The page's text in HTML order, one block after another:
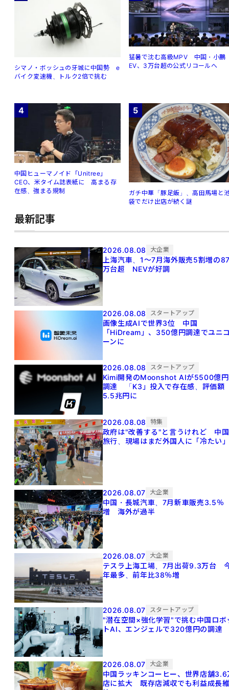
シマノ・ボッシュの牙城に中国勢 e
バイク変速機、トルク2倍で挑む
猛暑で沈む高級MPV 中国・小鵬
EV、3万台超の公式リコールへ
4
中国ヒューマノイド「Unitree」
CEO、米タイム誌表紙に 高まる存
在感、強まる規制
5
ガチ中華「豚足飯」、高田馬場と
袋でだけ出店が続く謎
最新記事
2026.08.08 大企業
上海汽車、1～7月海外販売5割増の
万台超 NEVが好調
2026.08.08 スタートアップ
画像生成AIで世界3位 中国
「HiDream」、350億円調達でユニ
ーンに
2026.08.08 スタートアップ
Kimi開発のMoonshot AIが5500億円
調達 「K3」投入で存在感、評価額
5.5兆円に
2026.08.08 特集
政府は"改善する"と言うけれど 中国
旅行、現場はまだ外国人に「冷たい
2026.08.07 大企業
中国・長城汽車、7月新車販売3.5％
増 海外が過半
2026.08.07 大企業
テスラ上海工場、7月出荷9.3万台
年最多、前年比38％増
2026.08.07 スタートアップ
"潜在空間×強化学習"で挑む中国ロボ
トAI、エンジェルで320億円の調達
2026.08.07 大企業
中国ラッキンコーヒー、世界店舗3.6
店に拡大 既存店減収でも利益成長